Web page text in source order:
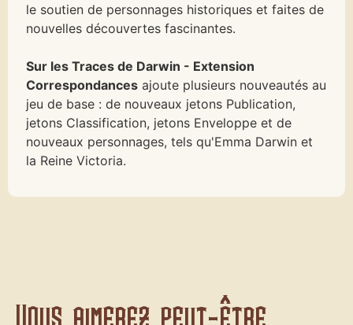
le soutien de personnages historiques et faites de
nouvelles découvertes fascinantes.
Sur les Traces de Darwin - Extension
Correspondances ajoute plusieurs nouveautés au
jeu de base : de nouveaux jetons Publication,
jetons Classification, jetons Enveloppe et de
nouveaux personnages, tels qu'Emma Darwin et
la Reine Victoria.